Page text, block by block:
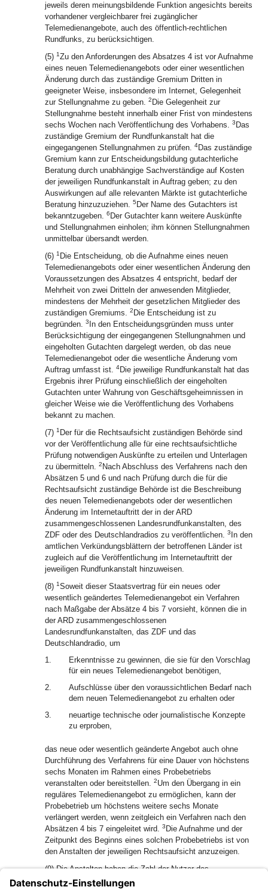
jeweils deren meinungsbildende Funktion angesichts bereits
vorhandener vergleichbarer frei zugänglicher
Telemedienangebote, auch des öffentlich-rechtlichen
Rundfunks, zu berücksichtigen.
(5) 1Zu den Anforderungen des Absatzes 4 ist vor Aufnahme
eines neuen Telemedienangebots oder einer wesentlichen
Änderung durch das zuständige Gremium Dritten in
geeigneter Weise, insbesondere im Internet, Gelegenheit
zur Stellungnahme zu geben. 2 Die Gelegenheit zur
Stellungnahme besteht innerhalb einer Frist von mindestens
sechs Wochen nach Veröffentlichung des Vorhabens. 3 Das
zuständige Gremium der Rundfunkanstalt hat die
eingegangenen Stellungnahmen zu prüfen. 4Das zuständige
Gremium kann zur Entscheidungsbildung gutachterliche
Beratung durch unabhängige Sachverständige auf Kosten
der jeweiligen Rundfunkanstalt in Auftrag geben; zu den
Auswirkungen auf alle relevanten Märkte ist gutachterliche
Beratung hinzuzuziehen. 5 Der Name des Gutachters ist
bekanntzugeben. 6 Der Gutachter kann weitere Auskünfte
und Stellungnahmen einholen; ihm können Stellungnahmen
unmittelbar übersandt werden.
(6) 1 Die Entscheidung, ob die Aufnahme eines neuen
Telemedienangebots oder einer wesentlichen Änderung den
Voraussetzungen des Absatzes 4 entspricht, bedarf der
Mehrheit von zwei Dritteln der anwesenden Mitglieder,
mindestens der Mehrheit der gesetzlichen Mitglieder des
zuständigen Gremiums. 2 Die Entscheidung ist zu
begründen. 3 In den Entscheidungsgründen muss unter
Berücksichtigung der eingegangenen Stellungnahmen und
eingeholten Gutachten dargelegt werden, ob das neue
Telemedienangebot oder die wesentliche Änderung vom
Auftrag umfasst ist. 4Die jeweilige Rundfunkanstalt hat das
Ergebnis ihrer Prüfung einschließlich der eingeholten
Gutachten unter Wahrung von Geschäftsgeheimnissen in
gleicher Weise wie die Veröffentlichung des Vorhabens
bekannt zu machen.
(7) 1 Der für die Rechtsaufsicht zuständigen Behörde sind
vor der Veröffentlichung alle für eine rechtsaufsichtliche
Prüfung notwendigen Auskünfte zu erteilen und Unterlagen
zu übermitteln. 2 Nach Abschluss des Verfahrens nach den
Absätzen 5 und 6 und nach Prüfung durch die für die
Rechtsaufsicht zuständige Behörde ist die Beschreibung
des neuen Telemedienangebots oder der wesentlichen
Änderung im Internetauftritt der in der ARD
zusammengeschlossenen Landesrundfunkanstalten, des
ZDF oder des Deutschlandradios zu veröffentlichen. 3 In den
amtlichen Verkündungsblättern der betroffenen Länder ist
zugleich auf die Veröffentlichung im Internetauftritt der
jeweiligen Rundfunkanstalt hinzuweisen.
(8) 1Soweit dieser Staatsvertrag für ein neues oder
wesentlich geändertes Telemedienangebot ein Verfahren
nach Maßgabe der Absätze 4 bis 7 vorsieht, können die in
der ARD zusammengeschlossenen
Landesrundfunkanstalten, das ZDF und das
Deutschlandradio, um
1.
Erkenntnisse zu gewinnen, die sie für den Vorschlag
für ein neues Telemedienangebot benötigen,
2.
Aufschlüsse über den voraussichtlichen Bedarf nach
dem neuen Telemedienangebot zu erhalten oder
3.
neuartige technische oder journalistische Konzepte
zu erproben,
das neue oder wesentlich geänderte Angebot auch ohne
Durchführung des Verfahrens für eine Dauer von höchstens
sechs Monaten im Rahmen eines Probebetriebs
veranstalten oder bereitstellen. 2Um den Übergang in ein
reguläres Telemedienangebot zu ermöglichen, kann der
Probebetrieb um höchstens weitere sechs Monate
verlängert werden, wenn zeitgleich ein Verfahren nach den
Absätzen 4 bis 7 eingeleitet wird. 3 Die Aufnahme und der
Zeitpunkt des Beginns eines solchen Probebetriebs ist von
den Anstalten der jeweiligen Rechtsaufsicht anzuzeigen.
(9) Die Anstalten haben die Zahl der Nutzer des
Probebetriebs insbesondere durch technische Maßnahmen